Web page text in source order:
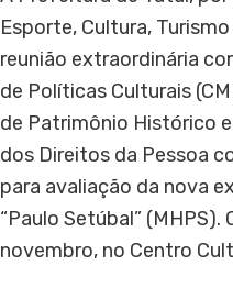
Esporte, Cultura,
reunião extraordinária
de Políticas Culturais
de Patrimônio Histórico
dos Direitos da Pessoa
para avaliação da nova
“Paulo Setúbal”
novembro, no Centro